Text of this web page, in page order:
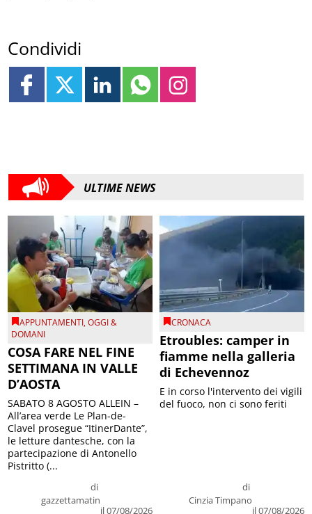
Condividi
ULTIME NEWS
APPUNTAMENTI,OGGI &
DOMANI
COSA FARE NEL FINE
SETTIMANA IN VALLE
D’AOSTA
di
gazzettamatin
il 07/08/2026
SABATO 8 AGOSTO ALLEIN –
All’area verde Le Plan-de-
Clavel prosegue “ItinerDante”,
le letture dantesche, con la
partecipazione di Antonello
Pistritto (...
CRONACA
Etroubles: camper in
fiamme nella galleria
di Echevennoz
di
Cinzia Timpano
il 07/08/2026
E in corso l'intervento dei vigili
del fuoco, non ci sono feriti